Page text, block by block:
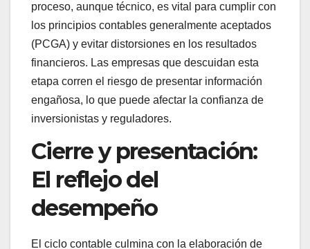
proceso, aunque técnico, es vital para cumplir con
los principios contables generalmente aceptados
(PCGA) y evitar distorsiones en los resultados
financieros. Las empresas que descuidan esta
etapa corren el riesgo de presentar información
engañosa, lo que puede afectar la confianza de
inversionistas y reguladores.
Cierre y presentación:
El reflejo del
desempeño
El ciclo contable culmina con la elaboración de